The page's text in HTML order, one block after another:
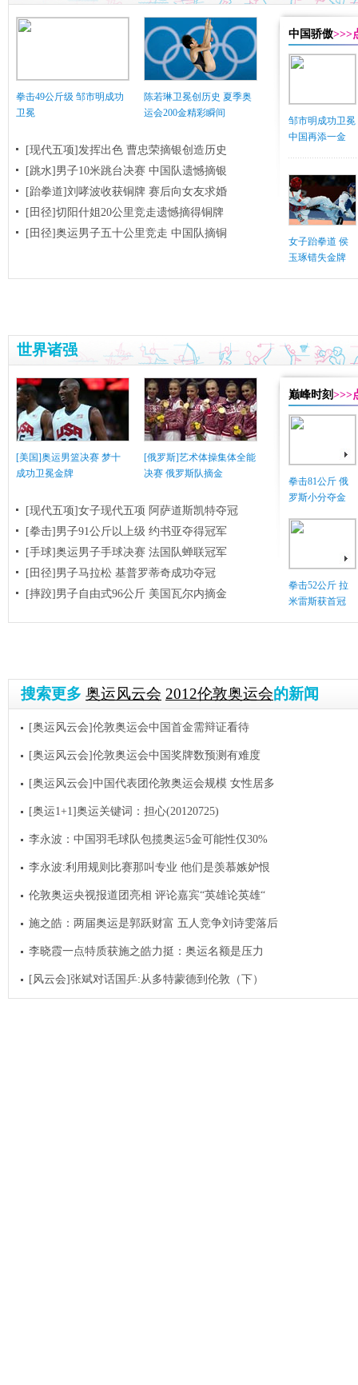
拳击49公斤级 邹市明成功
卫冕
陈若琳卫冕创历史 夏季奥
运会200金精彩瞬间
[现代五项]发挥出色 曹忠荣摘银创造历史
[跳水]男子10米跳台决赛 中国队遗憾摘银
[跆拳道]刘哮波收获铜牌 赛后向女友求婚
[田径]切阳什姐20公里竞走遗憾摘得铜牌
[田径]奥运男子五十公里竞走 中国队摘铜
中国骄傲>>>
邹市明成功卫冕
中国再添一金
女子跆拳道 侯
玉琢错失金牌
世界诸强
[美国]奥运男篮决赛 梦十
成功卫冕金牌
[俄罗斯]艺术体操集体全能
决赛 俄罗斯队摘金
[现代五项]女子现代五项 阿萨道斯凯特夺冠
[拳击]男子91公斤以上级 约书亚夺得冠军
[手球]奥运男子手球决赛 法国队蝉联冠军
[田径]男子马拉松 基普罗蒂奇成功夺冠
[摔跤]男子自由式96公斤 美国瓦尔内摘金
巅峰时刻>>>
拳击81公斤 俄
罗斯小分夺金
拳击52公斤 拉
米雷斯获首冠
搜索更多 奥运风云会 2012伦敦奥运会的新闻
[奥运风云会]伦敦奥运会中国首金需辩证看待
[奥运风云会]伦敦奥运会中国奖牌数预测有难度
[奥运风云会]中国代表团伦敦奥运会规模 女性居多
[奥运1+1]奥运关键词：担心(20120725)
李永波：中国羽毛球队包揽奥运5金可能性仅30%
李永波:利用规则比赛那叫专业 他们是羡慕嫉妒恨
伦敦奥运央视报道团亮相 评论嘉宾“英雄论英雄“
施之皓：两届奥运是郭跃财富 五人竞争刘诗雯落后
李晓霞一点特质获施之皓力挺：奥运名额是压力
[风云会]张斌对话国乒:从多特蒙德到伦敦（下）